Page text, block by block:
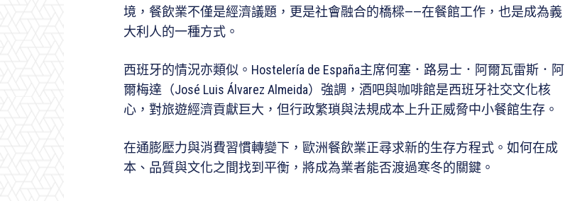
境，餐飲業不僅是經濟議題，更是社會融合的橋樑——在餐館工作，也是成為義
大利人的一種方式。
西班牙的情況亦類似。Hostelería de España主席何塞．路易士．阿爾瓦雷斯．阿
爾梅達（José Luis Álvarez Almeida）強調，酒吧與咖啡館是西班牙社交文化核
心，對旅遊經濟貢獻巨大，但行政繁瑣與法規成本上升正威脅中小餐館生存。
在通膨壓力與消費習慣轉變下，歐洲餐飲業正尋求新的生存方程式。如何在成
本、品質與文化之間找到平衡，將成為業者能否渡過寒冬的關鍵。